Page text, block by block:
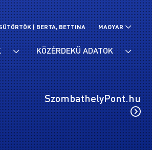
|BERTA, BETTINA MAGYAR
KÖZÉRDEKŰ ADATOK
SzombathelyPont.hu